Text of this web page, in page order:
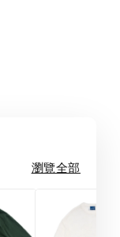
瀏覽全部